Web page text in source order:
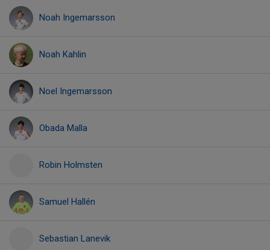
Noah Ingemarsson
Noah Kahlin
Noel Ingemarsson
Obada Malla
Robin Holmsten
Samuel Hallén
Sebastian Lanevik